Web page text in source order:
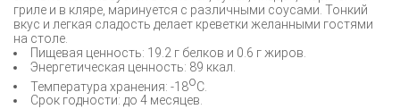
гриле и в кляре, маринуется с различными соусами. Тонкий
вкус и легкая сладость делает креветки желанными гостями
на столе.
Пищевая ценность: 19.2 г белков и 0.6 г жиров.
Энергетическая ценность: 89 ккал.
Температура хранения: -18оС.
Срок годности: до 4 месяцев.